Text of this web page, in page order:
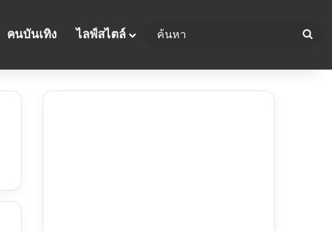
คนบันเทิง ไลฟ์สไตล์